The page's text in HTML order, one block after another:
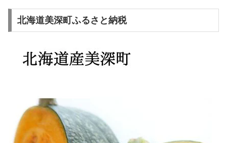
北海道美深町ふるさと納税